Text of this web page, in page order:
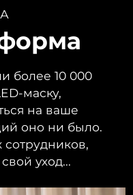
более 10 000
маску,
на ваше
оно ни было.
уход...